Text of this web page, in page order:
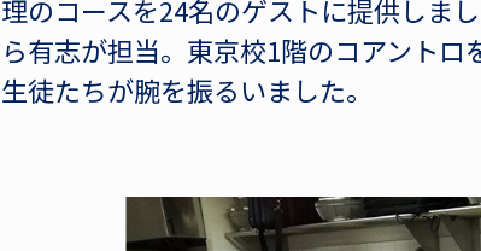
理のコースを24名のゲストに提供しま
ら有志が担当。東京校1階のコアント
生徒たちが腕を振るいました。